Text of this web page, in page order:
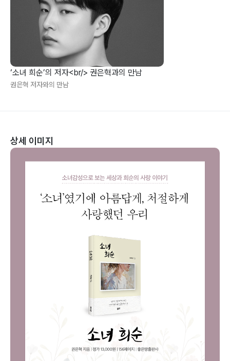
‘소녀 희순’의 저자<br/> 권은혁과의 만남
권은혁 저자와의 만남
상세 이미지